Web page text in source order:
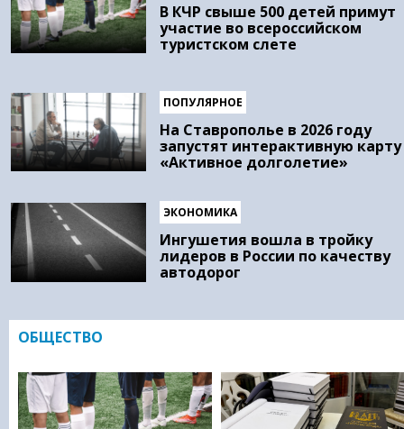
В КЧР свыше 500 детей примут
участие во всероссийском
туристском слете
ПОПУЛЯРНОЕ
На Ставрополье в 2026 году
запустят интерактивную карту
«Активное долголетие»
ЭКОНОМИКА
Ингушетия вошла в тройку
лидеров в России по качеству
автодорог
ОБЩЕСТВО